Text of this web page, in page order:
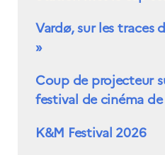
Vardø, sur les traces
»
Coup de projecteur
festival de cinéma
K&M Festival 2026